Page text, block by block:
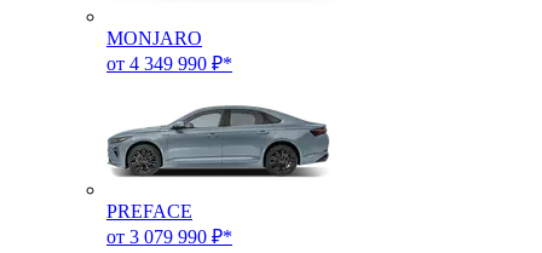
MONJARO
от 4 349 990 ₽*
PREFACE
от 3 079 990 ₽*